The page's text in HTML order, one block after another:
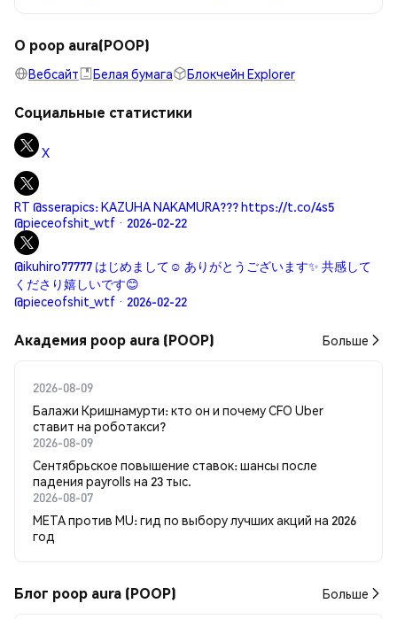
О poop aura(POOP)
Вебсайт Белая бумага Блокчейн Explorer
Социальные статистики
X
RT @sserapics: KAZUHA NAKAMURA??? https://t.co/4s5
@pieceofshit_wtf · 2026-02-22
@ikuhiro77777 はじめまして☺️ ありがとうございます✨️ 共感して
くださり嬉しいです😊
@pieceofshit_wtf · 2026-02-22
Академия poop aura (POOP) Больше
2026-08-09
Балажи Кришнамурти: кто он и почему CFO Uber
ставит на роботакси?
2026-08-09
Сентябрьское повышение ставок: шансы после
падения payrolls на 23 тыс.
2026-08-07
META против MU: гид по выбору лучших акций на 2026
год
Блог poop aura (POOP) Больше